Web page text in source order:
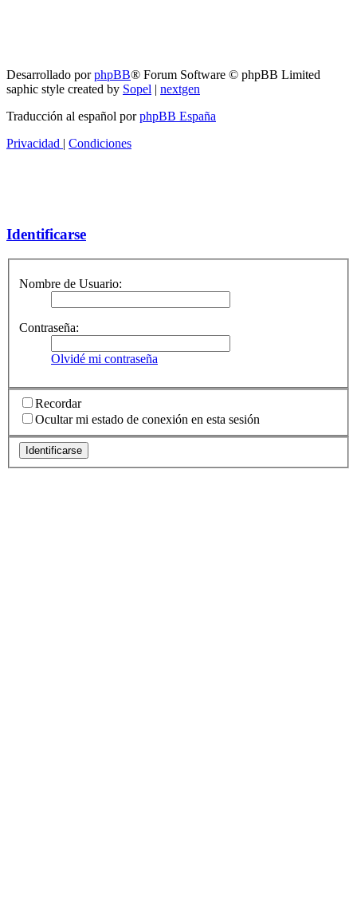
Desarrollado porphpBB® Forum Software © phpBB Limited
saphic style created by Sopel | nextgen
Traducción al español porphpBB España
Privacidad | Condiciones
Identificarse
Nombre de Usuario:
Contraseña:
Olvidé mi contraseña
Recordar
Ocultar mi estado de conexión en esta sesión